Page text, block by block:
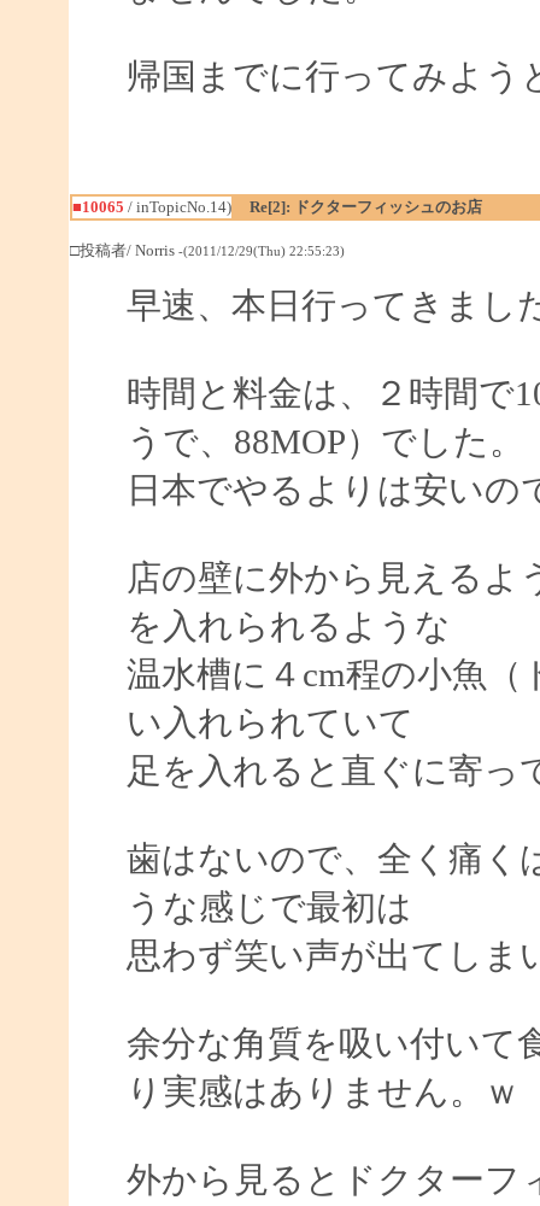
帰国までに行ってみよう
■10065 / inTopicNo.14) Re[2]: ドクターフィッシュのお店
□投稿者/ Norris -(2011/12/29(Thu) 22:55:23)
早速、本日行ってきまし
時間と料金は、２時間で
うで、88MOP）でした。
日本でやるよりは安い
店の壁に外から見えるよ
を入れられるような
温水槽に４cm程の小魚
い入れられていて
足を入れると直ぐに寄っ
歯はないので、全く痛く
うな感じで最初は
思わず笑い声が出てしま
余分な角質を吸い付いて
り実感はありません。ｗ
外から見るとドクターフ